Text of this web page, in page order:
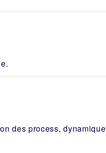
des process, dynamique